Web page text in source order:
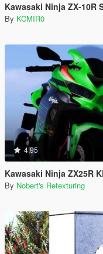
Kawasaki Ninja ZX-10R SC
By KCMIR0
4.95
Kawasaki Ninja ZX25R KRT
By Nobert's Retexturing